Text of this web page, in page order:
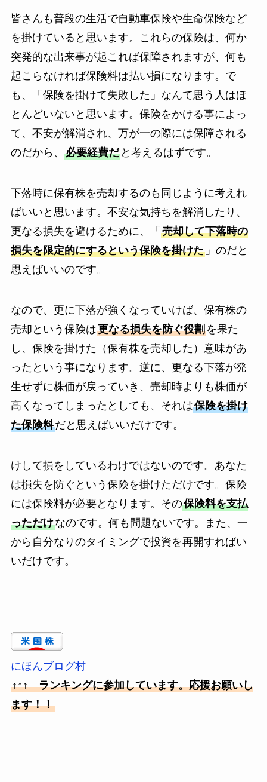
皆さんも普段の生活で自動車保険や生命保険など
を掛けていると思います。これらの保険は、何か
突発的な出来事が起これば保障されますが、何も
起こらなければ保険料は払い損になります。で
も、「保険を掛けて失敗した」なんて思う人はほ
とんどいないと思います。保険をかける事によっ
て、不安が解消され、万が一の際には保障される
のだから、 必要経費だと考えるはずです。
下落時に保有株を売却するのも同じように考えれ
ばいいと思います。不安な気持ちを解消したり、
更なる損失を避けるために、「 売却して下落時の
損失を限定的にするという保険を掛けた」のだと
思えばいいのです。
なので、更に下落が強くなっていけば、保有株の
売却という保険は更なる損失を防ぐ役割を果た
し、保険を掛けた（保有株を売却した）意味があ
ったという事になります。逆に、更なる下落が発
生せずに株価が戻っていき、売却時よりも株価が
高くなってしまったとしても、それは保険を掛け
た保険料だと思えばいいだけです。
けして損をしているわけではないのです。あなた
は損失を防ぐという保険を掛けただけです。保険
には保険料が必要となります。その保険料を支払
っただけなのです。何も問題ないです。また、一
から自分なりのタイミングで投資を再開すればい
いだけです。
にほんブログ村
↑↑↑ ランキングに参加しています。応援お願いし
ます！！